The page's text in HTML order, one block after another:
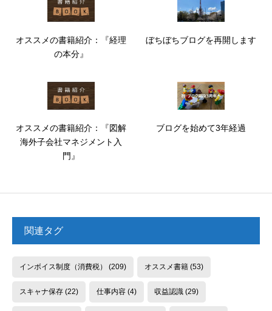
オススメの書籍紹介：『経理
の本分』
ぼちぼちブログを再開します
オススメの書籍紹介：『図解
海外子会社マネジメント入
門』
ブログを始めて3年経過
関連タグ
インボイス制度（消費税） (209) オススメ書籍(53)
スキャナ保存(22) 仕事内容(4) 収益認識 (29)